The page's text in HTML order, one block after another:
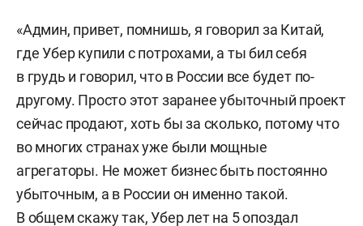
«Админ, привет, помнишь, я говорил за Китай,
где Убер купили с потрохами, а ты бил себя
в грудь и говорил, что в России все будет по-
другому. Просто этот заранее убыточный проект
сейчас продают, хоть бы за сколько, потому что
во многих странах уже были мощные
агрегаторы. Не может бизнес быть постоянно
убыточным, а в России он именно такой.
В общем скажу так, Убер лет на 5 опоздал